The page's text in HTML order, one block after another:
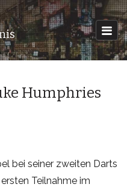
Humphries
bei seiner zweiten Darts
Teilnahme im